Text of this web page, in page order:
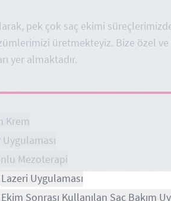
pek çok saç ekimi
üretmekteyiz. Bize özel ve
yer almaktadır.
Krem
Uygulaması
Mezoterapi
Uygulaması
Sonrası Kullanılan Saç Bakım